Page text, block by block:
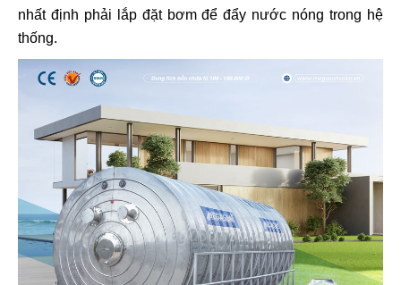
nhất định phải lắp đặt bơm để đẩy nước nóng trong hệ
thống.